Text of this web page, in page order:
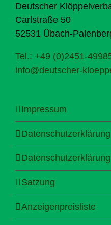
Deutscher
Carlstraße 50
52531 Übach-
Tel.: +49 (0)2451-
info@deutscher-
Impressum
Datenschutzerklärung
Satzung
Anzeigenpreisliste